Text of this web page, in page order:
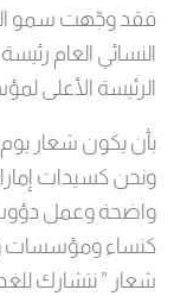
فقد وجّهت سمو
النسائي العام
الرئيسة الأعلى
بأن يكون شعار يوم
ونحن كسيدات
واضحة وعمل دؤوب
كنساء ومؤسسات
شعار ” نتشارك